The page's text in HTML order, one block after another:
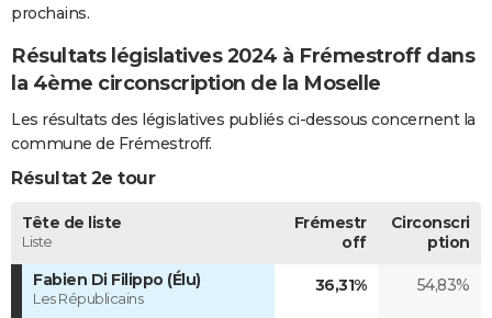
prochains.
Résultats législatives 2024 à Frémestroff dans
la 4ème circonscription de la Moselle
Les résultats des législatives publiés ci-dessous concernent la
commune de Frémestroff.
Résultat 2e tour
Tête de liste
Liste
Frémestr
off
Circonscri
ption
Fabien Di Filippo (Élu)
Les Républicains
36,31% 54,83%